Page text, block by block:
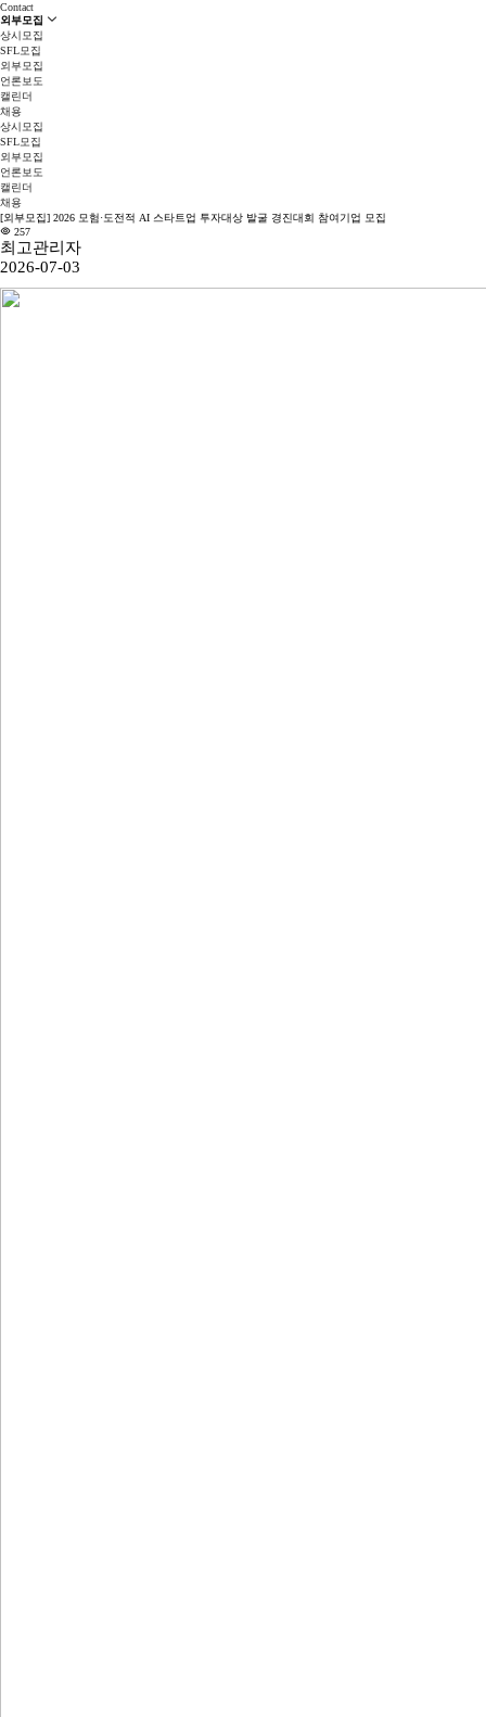
Contact
외부모집
상시모집
SFL모집
외부모집
언론보도
캘린더
채용
상시모집
SFL모집
외부모집
언론보도
캘린더
채용
[외부모집] 2026 모험·도전적 AI 스타트업 투자대상 발굴 경진대회 참여기업 모집
257
최고관리자
2026-07-03